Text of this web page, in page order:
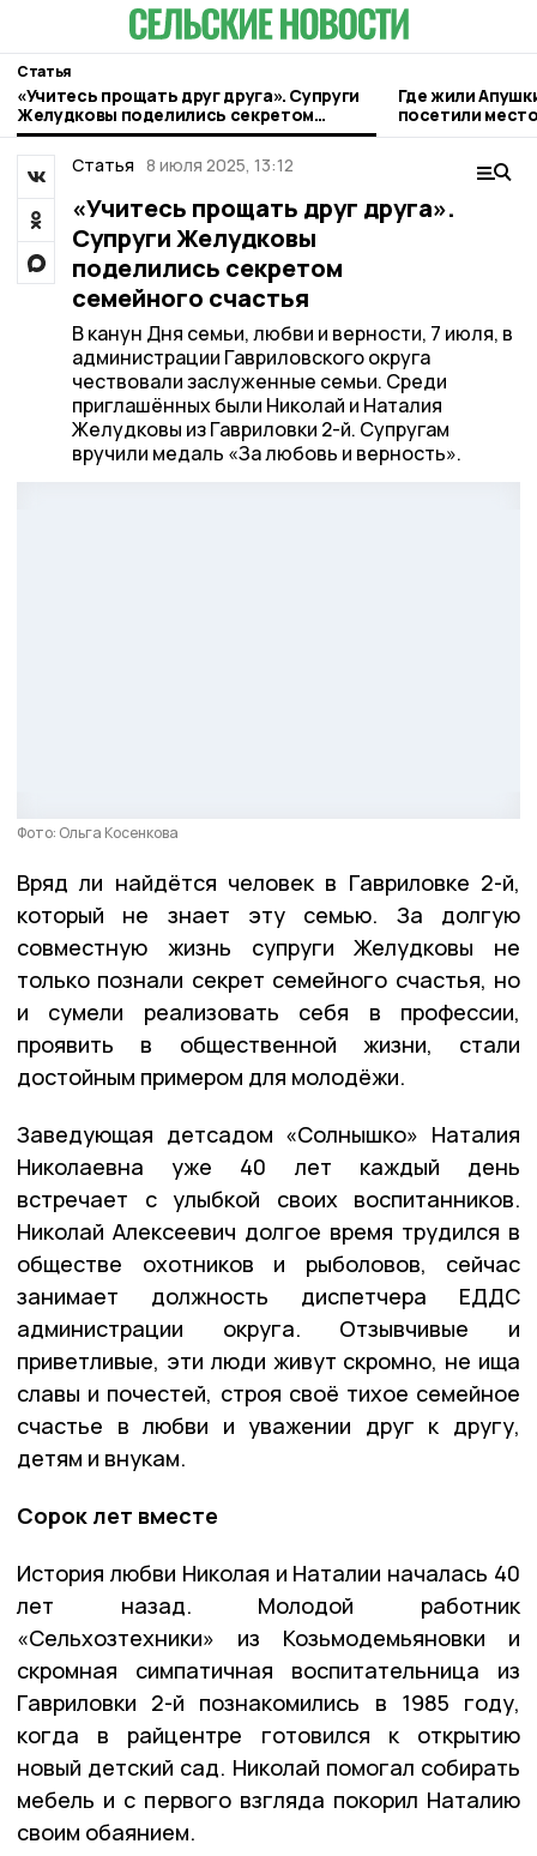
Статья
«Учитесь прощать друг друга». Супруги
Желудковы поделились секретом
семейного счастья
Где жили
посетили
гавриловском
Статья 8 июля 2025, 13:12
«Учитесь прощать друг друга».
Супруги Желудковы
поделились секретом
семейного счастья
В канун Дня семьи, любви и верности, 7 июля, в
администрации Гавриловского округа
чествовали заслуженные семьи. Среди
приглашённых были Николай и Наталия
Желудковы из Гавриловки 2-й. Супругам
вручили медаль «За любовь и верность».
Фото: Ольга Косенкова
Вряд ли найдётся человек в Гавриловке 2-й,
который не знает эту семью. За долгую
совместную жизнь супруги Желудковы не
только познали секрет семейного счастья, но
и сумели реализовать себя в профессии,
проявить в общественной жизни, стали
достойным примером для молодёжи.
Заведующая детсадом «Солнышко» Наталия
Николаевна уже 40 лет каждый день
встречает с улыбкой своих воспитанников.
Николай Алексеевич долгое время трудился в
обществе охотников и рыболовов, сейчас
занимает должность диспетчера ЕДДС
администрации округа. Отзывчивые и
приветливые, эти люди живут скромно, не ища
славы и почестей, строя своё тихое семейное
счастье в любви и уважении друг к другу,
детям и внукам.
Сорок лет вместе
История любви Николая и Наталии началась 40
лет назад. Молодой работник
«Сельхозтехники» из Козьмодемьяновки и
скромная симпатичная воспитательница из
Гавриловки 2-й познакомились в 1985 году,
когда в райцентре готовился к открытию
новый детский сад. Николай помогал собирать
мебель и с первого взгляда покорил Наталию
своим обаянием.